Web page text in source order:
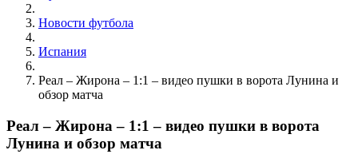
Новости футбола
Испания
Реал – Жирона – 1:1 – видео пушки в ворота Лунина и
обзор матча
Реал – Жирона – 1:1 – видео пушки в ворота
Лунина и обзор матча